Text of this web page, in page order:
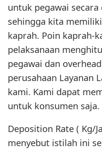
untuk pegawai
sehingga kita
kaprah. Poin kaprah-
pelaksanaan
pegawai dan
perusahaan Layanan
kami. Kami dapat
untuk konsumen saja.
Deposition Rate ( Kg/
menyebut istilah ini